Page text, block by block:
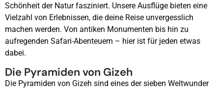
Schönheit der Natur fasziniert. Unsere Ausflüge bieten eine
Vielzahl von Erlebnissen, die deine Reise unvergesslich
machen werden. Von antiken Monumenten bis hin zu
aufregenden Safari-Abenteuern – hier ist für jeden etwas
dabei.
Die Pyramiden von Gizeh
Die Pyramiden von Gizeh sind eines der sieben Weltwunder